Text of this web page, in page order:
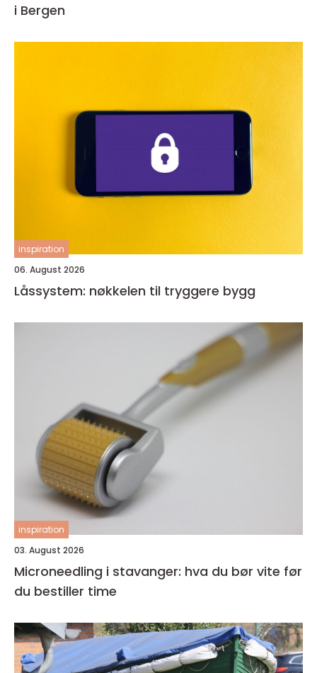
i Bergen
inspiration
06. August 2026
Låssystem: nøkkelen til tryggere bygg
inspiration
03. August 2026
Microneedling i stavanger: hva du bør vite før
du bestiller time